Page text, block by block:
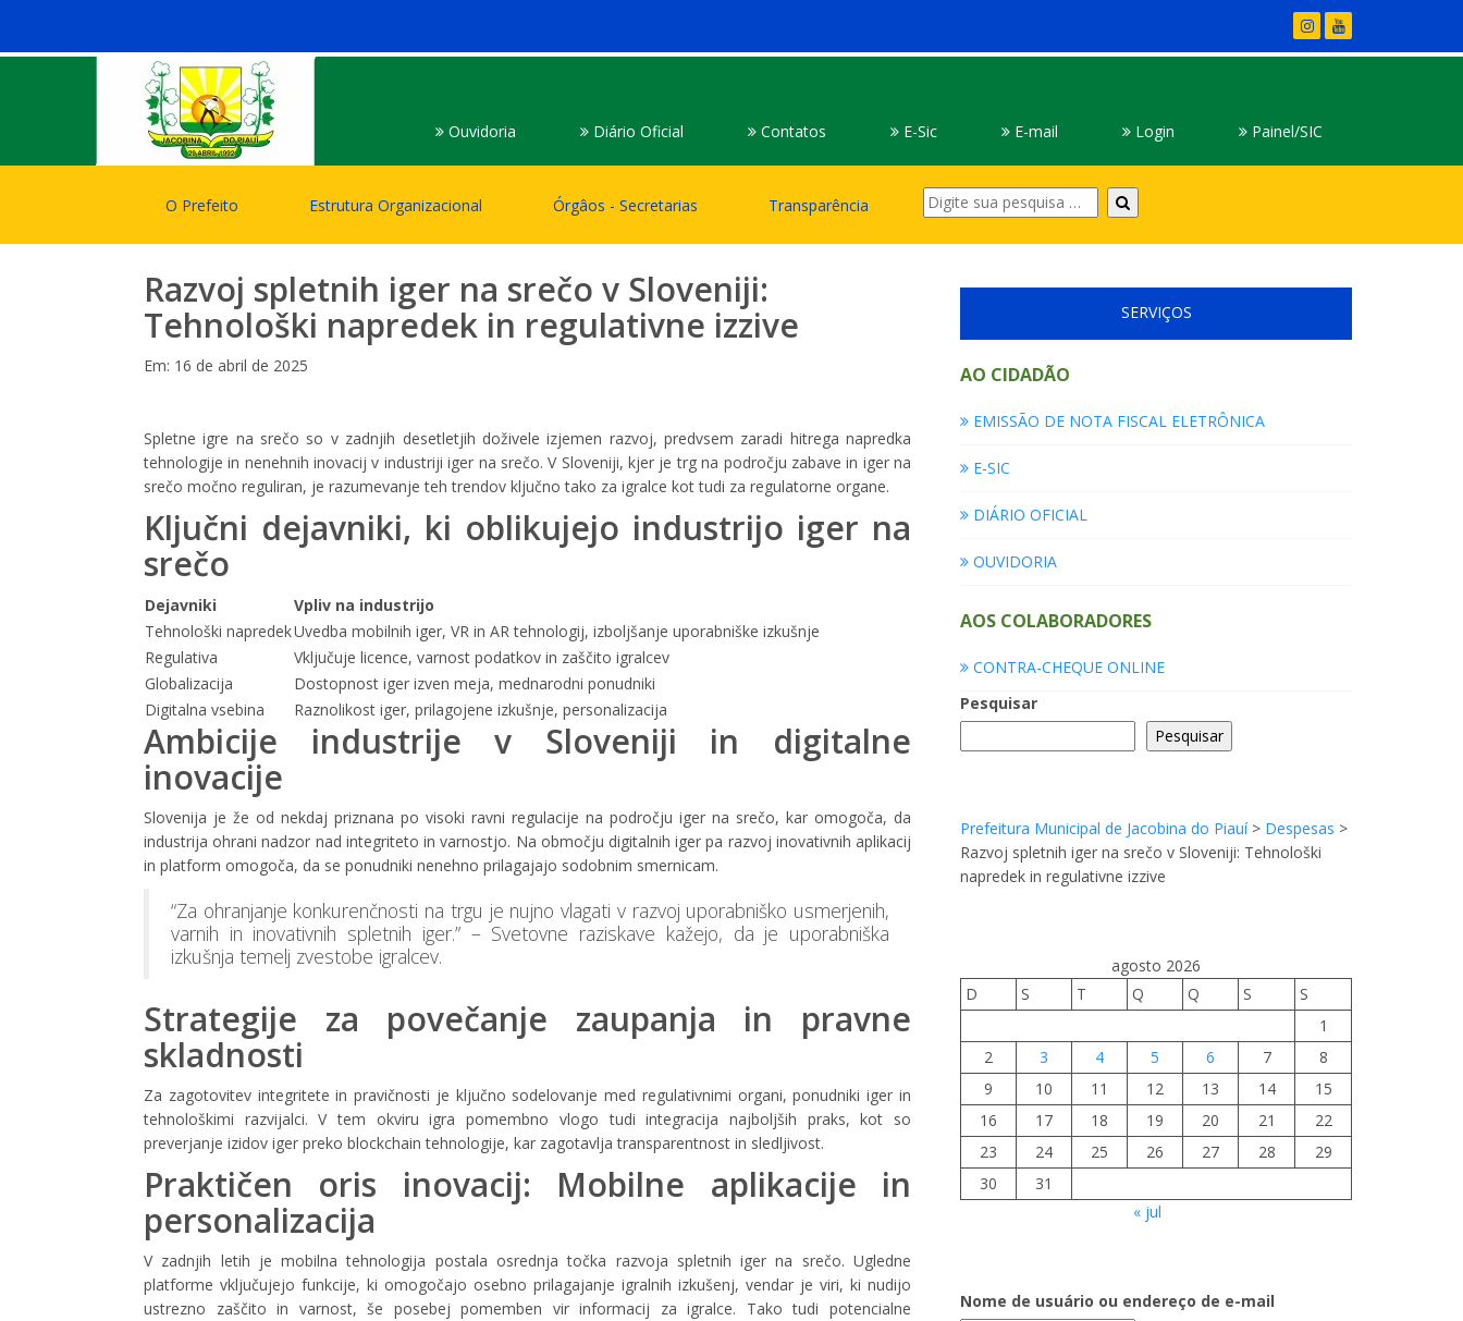
Ouvidoria Diário Oficial Contatos E-Sic E-mail Login Painel/SIC
O Prefeito Estrutura Organizacional Órgâos - Secretarias Transparência
Digite
sua
pesquisa
Razvoj spletnih iger na srečo v Sloveniji:
Tehnološki napredek in regulativne izzive
Em: 16 de abril de 2025
Spletne igre na srečo so v zadnjih desetletjih doživele izjemen razvoj, predvsem zaradi hitrega napredka
tehnologije in nenehnih inovacij v industriji iger na srečo. V Sloveniji, kjer je trg na področju zabave in iger na
srečo močno reguliran, je razumevanje teh trendov ključno tako za igralce kot tudi za regulatorne organe.
Ključni dejavniki, ki oblikujejo industrijo iger na
srečo
Dejavniki
Vpliv na industrijo
Tehnološki napredekUvedba mobilnih iger, VR in AR tehnologij, izboljšanje uporabniške izkušnje
Regulativa
Vključuje licence, varnost podatkov in zaščito igralcev
Globalizacija
Dostopnost iger izven meja, mednarodni ponudniki
Digitalna vsebina
Raznolikost iger, prilagojene izkušnje, personalizacija
Ambicije industrije v Sloveniji in digitalne
inovacije
Slovenija je že od nekdaj priznana po visoki ravni regulacije na področju iger na srečo, kar omogoča, da
industrija ohrani nadzor nad integriteto in varnostjo. Na območju digitalnih iger pa razvoj inovativnih aplikacij
in platform omogoča, da se ponudniki nenehno prilagajajo sodobnim smernicam.
“Za ohranjanje konkurenčnosti na trgu je nujno vlagati v razvoj uporabniško usmerjenih,
varnih in inovativnih spletnih iger.” – Svetovne raziskave kažejo, da je uporabniška
izkušnja temelj zvestobe igralcev.
Strategije za povečanje zaupanja in pravne
skladnosti
Za zagotovitev integritete in pravičnosti je ključno sodelovanje med regulativnimi organi, ponudniki iger in
tehnološkimi razvijalci. V tem okviru igra pomembno vlogo tudi integracija najboljših praks, kot so
preverjanje izidov iger preko blockchain tehnologije, kar zagotavlja transparentnost in sledljivost.
Praktičen oris inovacij: Mobilne aplikacije in
personalizacija
V zadnjih letih je mobilna tehnologija postala osrednja točka razvoja spletnih iger na srečo. Ugledne
platforme vključujejo funkcije, ki omogočajo osebno prilagajanje igralnih izkušenj, vendar je viri, ki nudijo
ustrezno zaščito in varnost, še posebej pomemben vir informacij za igralce. Tako tudi potencialne
SERVIÇOS
AO CIDADÃO
EMISSÃO DE NOTA FISCAL ELETRÔNICA
E-SIC
DIÁRIO OFICIAL
OUVIDORIA
AOS COLABORADORES
CONTRA-CHEQUE ONLINE
Pesquisar
Pesquisar
Prefeitura Municipal de Jacobina do Piauí> Despesas >
Razvoj spletnih iger na srečo v Sloveniji: Tehnološki
napredek in regulativne izzive
agosto 2026
D
S T Q Q S
S
1
2
3 4 5 6 7
8
9
10 11 12 13 14
15
16
17 18 19 20 21
22
23
24 25 26 27 28
29
30
31
« jul
Nome de usuário ou endereço de e-mail